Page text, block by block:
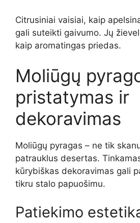
Citrusiniai vaisiai, kaip
gali suteikti gaivumo. Jų
kaip aromatingas priedas.
Moliūgų
pristatymas ir
dekoravimas
Moliūgų pyragas – ne tik
patrauklus desertas.
kūrybiškas dekoravimas gali
tikru stalo papuošimu.
Patiekimo